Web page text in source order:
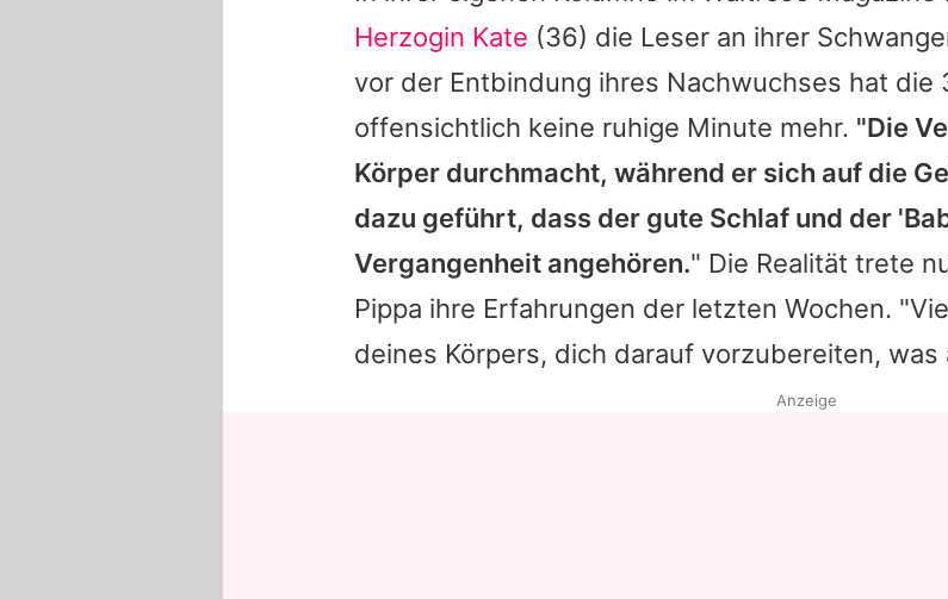
Herzogin Kate (36) die Leser an ihrer
vor der Entbindung ihres Nachwuchses hat die
offensichtlich keine ruhige Minute mehr. "Die
Körper durchmacht, während er sich auf die
dazu geführt, dass der gute Schlaf und der
Vergangenheit angehören." Die Realität trete
Pippa ihre Erfahrungen der letzten Wochen.
deines Körpers, dich darauf vorzubereiten, was
Anzeige